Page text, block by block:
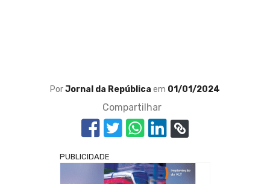
PorJornal da República em 01/01/2024
Compartilhar
PUBLICIDADE